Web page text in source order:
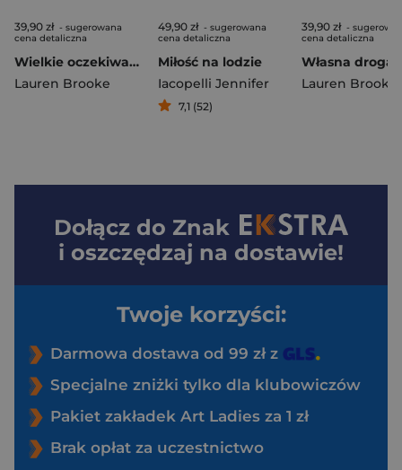
39,90 zł - sugerowana
cena detaliczna
Wielkie oczekiwania. Ranczo Golden Horse. Tom 1
Lauren Brooke
49,90 zł - sugerowana
cena detaliczna
Miłość na lodzie
Iacopelli Jennifer
7,1 (52)
39,90 zł -
cena detaliczna
Lauren Brooke
Dołącz do Znak
i oszczędzaj na dostawie!
Twoje korzyści:
Darmowa dostawa od 99 zł z
Specjalne zniżki tylko dla klubowiczów
Pakiet zakładek Art Ladies za 1 zł
Brak opłat za uczestnictwo